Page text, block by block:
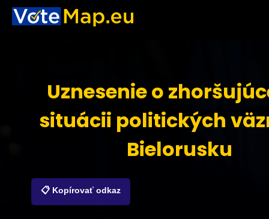
Uznesenie o
situácii politických
Bielorusku
📋 Kopírovať odkaz